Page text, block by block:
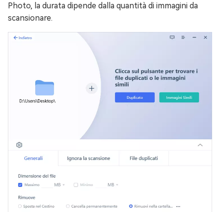
Photo, la durata dipende dalla quantità di immagini da
scansionare.